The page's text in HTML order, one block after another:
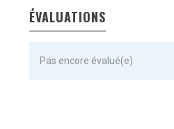
ÉVALUATIONS
Pas encore évalué(e)